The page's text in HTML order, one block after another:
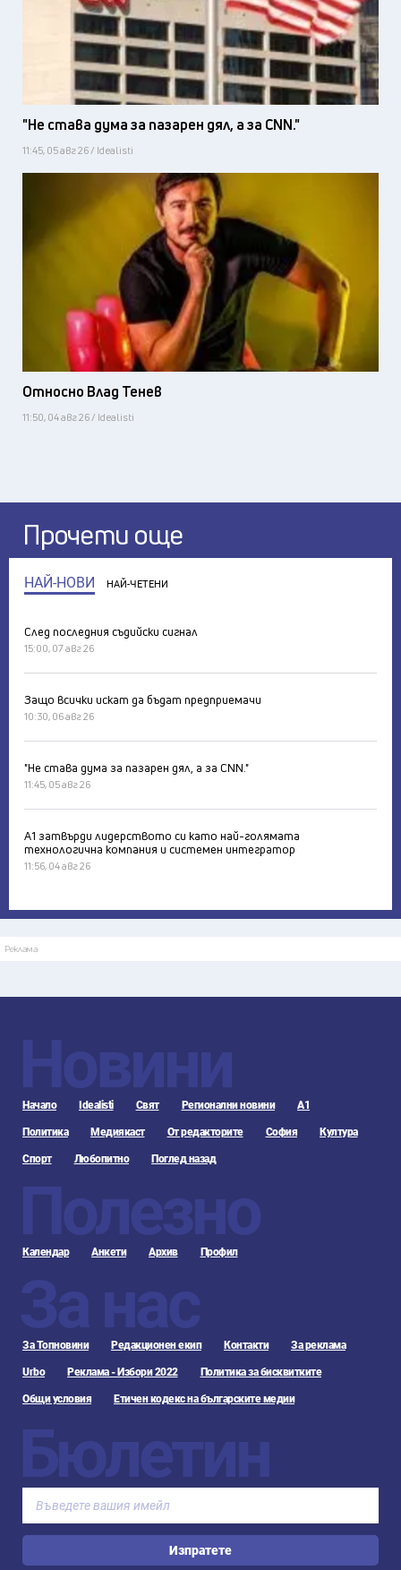
"Не става дума за пазарен дял, а за CNN."
11:45, 05 авг 26 / Idealisti
Относно Влад Тенев
11:50, 04 авг 26 / Idealisti
Прочети още
НАЙ-НОВИ НАЙ-ЧЕТЕНИ
След последния съдийски сигнал
15:00, 07 авг 26
Защо всички искат да бъдат предприемачи
10:30, 06 авг 26
"Не става дума за пазарен дял, а за CNN."
11:45, 05 авг 26
А1 затвърди лидерството си като най-голямата
технологична компания и системен интегратор
11:56, 04 авг 26
Реклама
Новини
Начало Idealisti Свят Регионални новини А1
Политика Медиякаст От редакторите София Култура
Спорт Любопитно Поглед назад
Полезно
Календар Анкети Архив Профил
За нас
За Топновини Редакционен екип Контакти За реклама
Urbo Реклама - Избори 2022 Политика за бисквитките
Общи условия Етичен кодекс на българските медии
Бюлетин
Изпратете